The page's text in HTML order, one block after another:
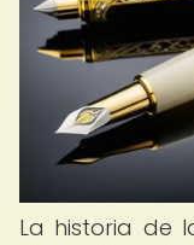
La historia de